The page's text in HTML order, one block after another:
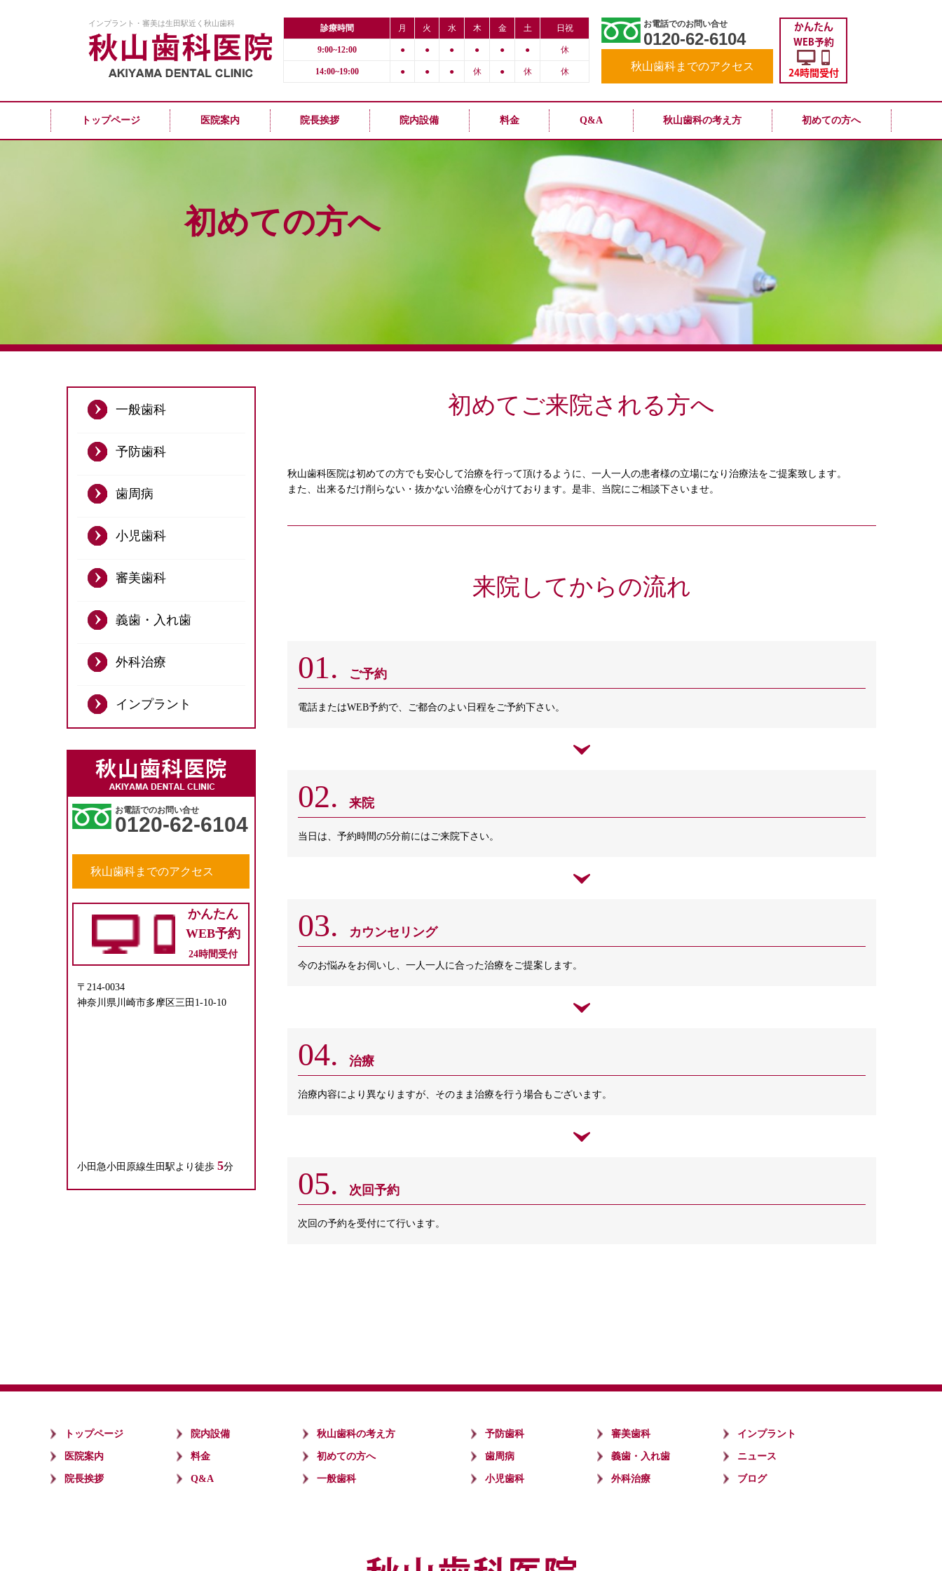
インプラント・審美は生田駅近く秋山歯科 診療時間 月 火 水 木 金 土 日祝
9:00~12:00 ● ● ● ● ● ● 休
14:00~19:00 ● ● ● 休 ● 休 休
お電話でのお問い合せ
0120-62-6104
秋山歯科までのアクセス
かんたん
WEB予約
24時間受付
トップページ 医院案内 院長挨拶 院内設備 料金 Q&A 秋山歯科の考え方 初めての方へ
初めての方へ
初めてご来院される方へ
秋山歯科医院は初めての方でも安心して治療を行って頂けるように、一人一人の患者様の立場になり治療法をご提案致します。
また、出来るだけ削らない・抜かない治療を心がけております。是非、当院にご相談下さいませ。
来院してからの流れ
01. ご予約
電話またはWEB予約で、ご都合のよい日程をご予約下さい。
02. 来院
当日は、予約時間の5分前にはご来院下さい。
03. カウンセリング
今のお悩みをお伺いし、一人一人に合った治療をご提案します。
04. 治療
治療内容により異なりますが、そのまま治療を行う場合もございます。
05. 次回予約
次回の予約を受付にて行います。
一般歯科
予防歯科
歯周病
小児歯科
審美歯科
義歯・入れ歯
外科治療
インプラント
お電話でのお問い合せ
0120-62-6104
秋山歯科までのアクセス
かんたん
WEB予約
24時間受付
〒214-0034
神奈川県川崎市多摩区三田1-10-10
小田急小田原線生田駅より徒歩 5分
トップページ
医院案内
院長挨拶
院内設備
料金
Q&A
秋山歯科の考え方
初めての方へ
一般歯科
予防歯科
歯周病
小児歯科
審美歯科
義歯・入れ歯
外科治療
インプラント
ニュース
ブログ